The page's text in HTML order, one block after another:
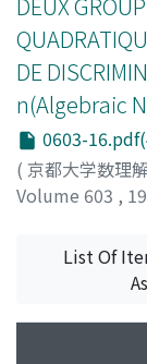
DE
n(Algebraic
0603-
( 京都大学数理
Volume 603 ,
List Of